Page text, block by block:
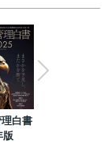
白書
版